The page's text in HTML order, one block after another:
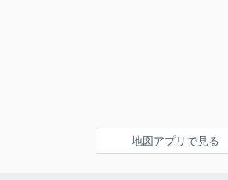
地図アプリで見る